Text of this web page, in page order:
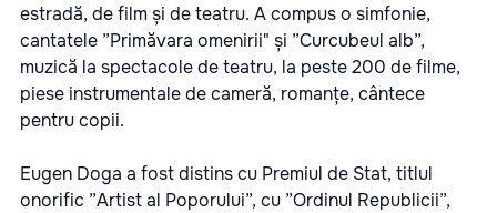
estradă, de film și de teatru. A compus o simfonie,
cantatele ”Primăvara omenirii" și ”Curcubeul alb”,
muzică la spectacole de teatru, la peste 200 de filme,
piese instrumentale de cameră, romanțe, cântece
pentru copii.
Eugen Doga a fost distins cu Premiul de Stat, titlul
onorific ”Artist al Poporului”, cu ”Ordinul Republicii”,